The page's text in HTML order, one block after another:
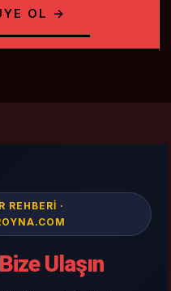
OL →
REHBERI ·
Ulaşın